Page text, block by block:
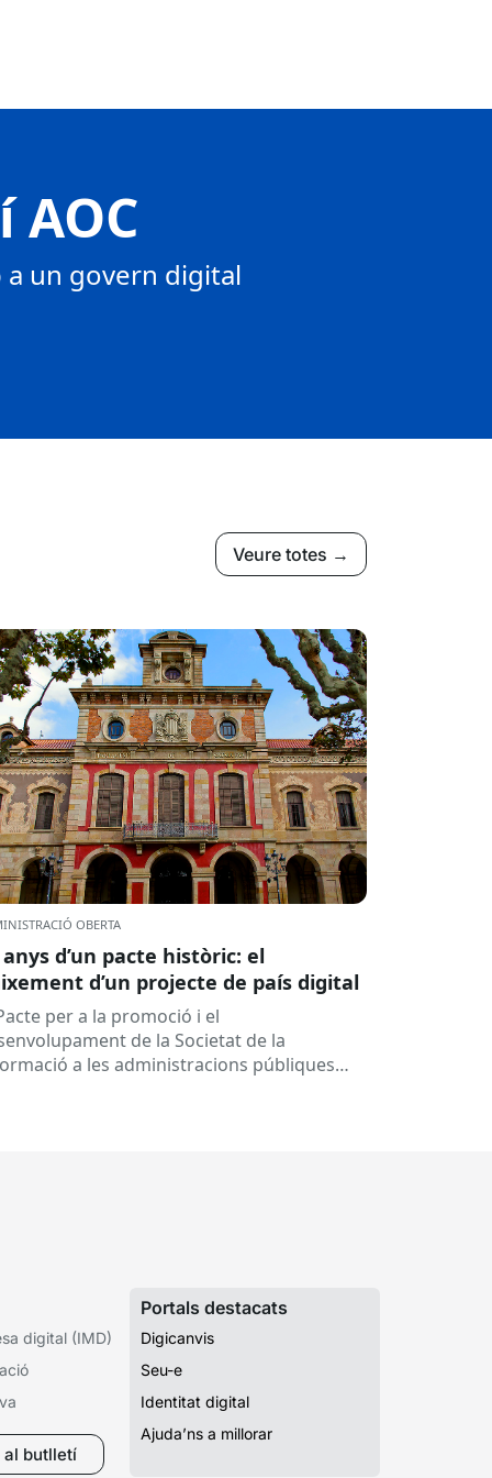
a un govern digital
Veure totes →
OBERTA
anys d’un pacte històric: el
d’un projecte de país digital
per a la promoció i el
de la Societat de la
a les administracions públiques
digital (IMD)
butlletí
Portals destacats
Digicanvis
Seu-e
Identitat digital
Ajuda’ns a millorar